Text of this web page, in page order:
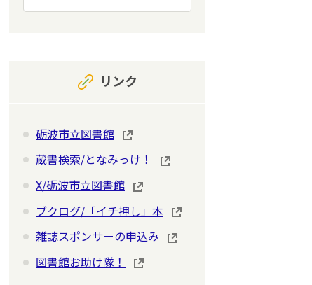
リンク
砺波市立図書館
蔵書検索/となみっけ！
X/砺波市立図書館
ブクログ/「イチ押し」本
雑誌スポンサーの申込み
図書館お助け隊！